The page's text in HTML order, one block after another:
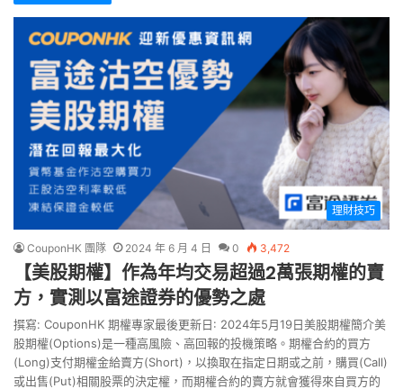
理財技巧
CouponHK 團隊 2024 年 6 月 4 日 0 3,472
【美股期權】作為年均交易超過2萬張期權的賣
方，實測以富途證券的優勢之處
撰寫: CouponHK 期權專家最後更新日: 2024年5月19日美股期權簡介美
股期權(Options)是一種高風險、高回報的投機策略。期權合約的買方
(Long)支付期權金給賣方(Short)，以換取在指定日期或之前，購買(Call)
或出售(Put)相關股票的決定權，而期權合約的賣方就會獲得來自買方的